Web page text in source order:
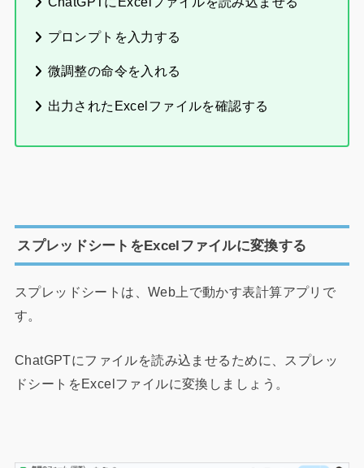
プロンプトを入力する
微調整の命令を入れる
出力されたExcelファイルを確認する
スプレッドシートをExcelファイルに変換する
スプレッドシートは、Web上で動かす表計算アプリで
す。
ChatGPTにファイルを読み込ませるために、スプレッ
ドシートをExcelファイルに変換しましょう。